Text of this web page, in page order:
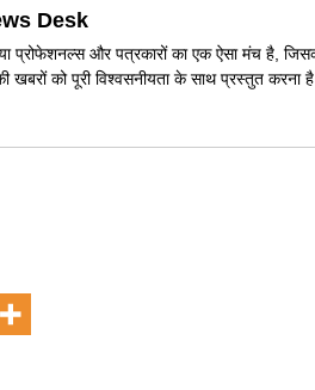
Desk
प्रोफेशनल्स और पत्रकारों का एक ऐसा मंच है,
खबरों को पूरी विश्वसनीयता के साथ प्रस्तुत करना